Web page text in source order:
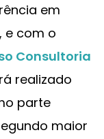
em
e com o
Consultoria
realizado
parte
maior